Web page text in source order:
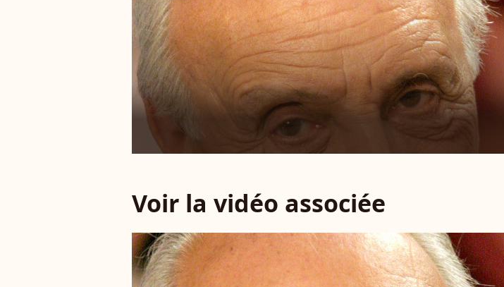
Voir la vidéo associée